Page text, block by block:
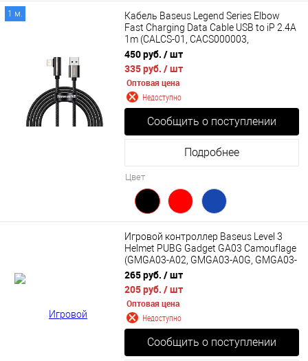
1 м.
Кабель Baseus Legend Series Elbow
Fast Charging Data Cable USB to iP 2.4A
1m (CALCS-01, CACS000003,
CACS000009)
450 руб. / шт
335 руб. / шт
Оптовая цена
Недоступно
Сообщить о поступлении
Подробнее
Цвет
Игровой контроллер Baseus Level 3
Helmet PUBG Gadget GA03 Camouflage
(GMGA03-A02, GMGA03-A0G, GMGA03-
A03)
265 руб. / шт
205 руб. / шт
Оптовая цена
Недоступно
Сообщить о поступлении